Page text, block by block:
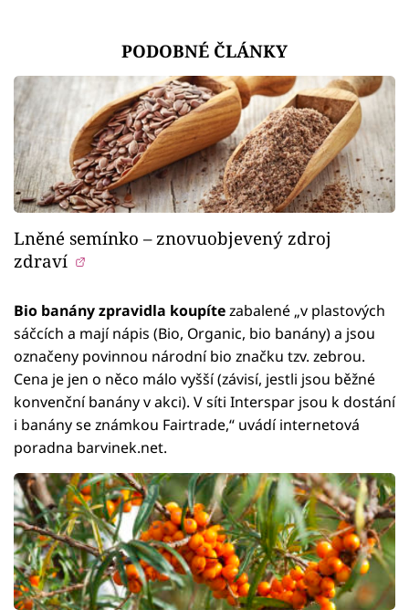
PODOBNÉ ČLÁNKY
Lněné semínko – znovuobjevený zdroj
zdraví
Bio banány zpravidla koupítezabalené „v plastových
sáčcích a mají nápis (Bio, Organic, bio banány) a jsou
označeny povinnou národní bio značku tzv. zebrou.
Cena je jen o něco málo vyšší (závisí, jestli jsou běžné
konvenční banány v akci). V síti Interspar jsou k dostání
i banány se známkou Fairtrade,“ uvádí internetová
poradna barvinek.net.